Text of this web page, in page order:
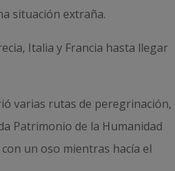
situación extraña.
Italia y Francia hasta llegar
varias rutas de peregrinación,
Patrimonio de la Humanidad
un oso mientras hacía el